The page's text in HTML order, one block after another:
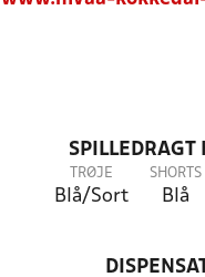
SPILLEDRAGT
TRØJE
Blå/Sort
SHORTS
Blå